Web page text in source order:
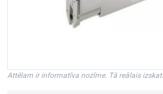
Attēlam ir informatīva nozīme. Tā reālais